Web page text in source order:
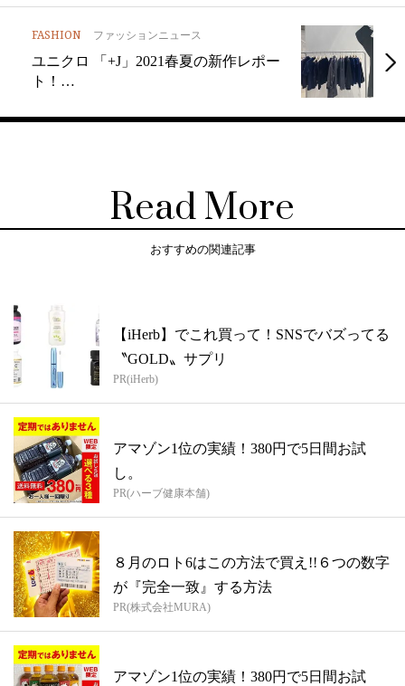
FASHION ファッションニュース
ユニクロ 「+J」2021春夏の新作レポー
ト！…
Read More
おすすめの関連記事
【iHerb】でこれ買って！SNSでバズってる
〝GOLD〟サプリ
PR(iHerb)
アマゾン1位の実績！380円で5日間お試
し。
PR(ハーブ健康本舗)
８月のロト6はこの方法で買え!!６つの数字
が『完全一致』する方法
PR(株式会社MURA)
アマゾン1位の実績！380円で5日間お試